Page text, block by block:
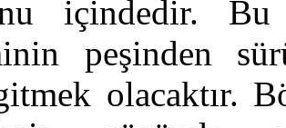
içindedir. Bu
peşinden
olacaktır.